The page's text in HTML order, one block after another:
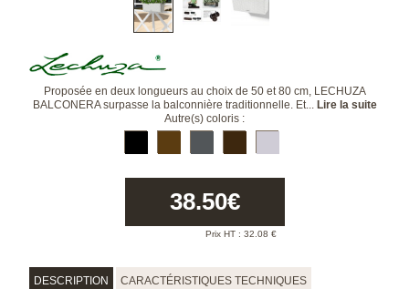
Proposée en deux longueurs au choix de 50 et 80 cm, LECHUZA
BALCONERA surpasse la balconnière traditionnelle. Et... Lire la suite
Autre(s) coloris :
38.50€
Prix HT : 32.08 €
DESCRIPTION CARACTÉRISTIQUES TECHNIQUES